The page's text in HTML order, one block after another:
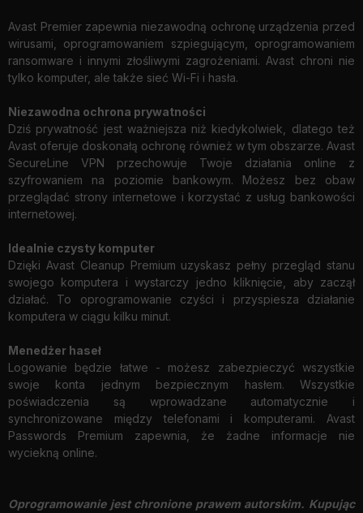
Avast Premier zapewnia niezawodną ochronę urządzenia przed
wirusami, oprogramowaniem szpiegującym, oprogramowaniem
ransomware i innymi złośliwymi zagrożeniami. Avast chroni nie
tylko komputer, ale także sieć Wi-Fi i hasła.
Niezawodna ochrona prywatności
Dziś prywatność jest ważniejsza niż kiedykolwiek, dlatego też
Avast oferuje doskonałą ochronę również w tym obszarze. Avast
SecureLine VPN przechowuje Twoje działania online z
szyfrowaniem na poziomie bankowym. Możesz bez obaw
przeglądać strony internetowe i korzystać z usług bankowości
internetowej.
Idealnie czysty komputer
Dzięki Avast Cleanup Premium uzyskasz pełny przegląd stanu
swojego komputera i wystarczy jedno kliknięcie, aby zaczął
działać. To oprogramowanie czyści i przyspiesza działanie
komputera w ciągu kilku minut.
Menedżer haseł
Logowanie będzie łatwe - możesz zabezpieczyć wszystkie
swoje konta jednym bezpiecznym hasłem. Wszystkie
poświadczenia są wprowadzane automatycznie i
synchronizowane między telefonami i komputerami. Avast
Passwords Premium zapewnia, że ​​żadne informacje nie
wyciekną online.
Oprogramowanie jest chronione prawem autorskim. Kupując